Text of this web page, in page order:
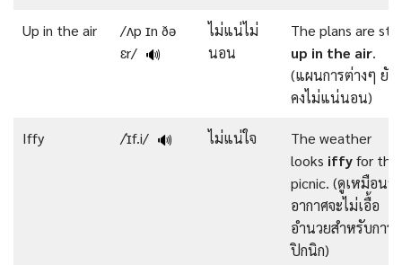
Up in the air
/ʌp ɪn ðə
ɛr/ 🔊
ไม่แน่ไม่
นอน
The plans are still
up in the air.
(แผนการต่างๆ ยัง
คงไม่แน่นอน)
Iffy /ˈɪf.i/ 🔊 ไม่แน่ใจ
The weather
looks iffyfor the
picnic. (ดูเหมือนว่า
อากาศจะไม่เอื้อ
อำนวยสำหรับการ
ปิกนิก)